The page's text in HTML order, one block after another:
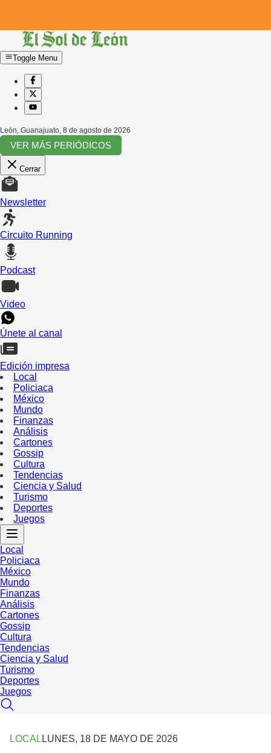
Toggle Menu
León, Guanajuato, 8 de agosto de 2026
VER MÁS PERIÓDICOS
Cerrar
Newsletter
Circuito Running
Podcast
Video
Únete al canal
Edición impresa
Local
Policiaca
México
Mundo
Finanzas
Análisis
Cartones
Gossip
Cultura
Tendencias
Ciencia y Salud
Turismo
Deportes
Juegos
Local
Policiaca
México
Mundo
Finanzas
Análisis
Cartones
Gossip
Cultura
Tendencias
Ciencia y Salud
Turismo
Deportes
Juegos
LOCAL LUNES, 18 DE MAYO DE 2026